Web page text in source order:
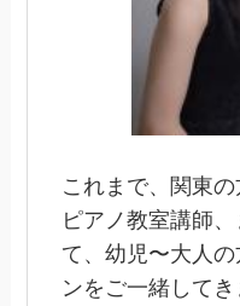
これまで、関東
ピアノ教室講師
て、幼児〜大人
ンをご一緒してき